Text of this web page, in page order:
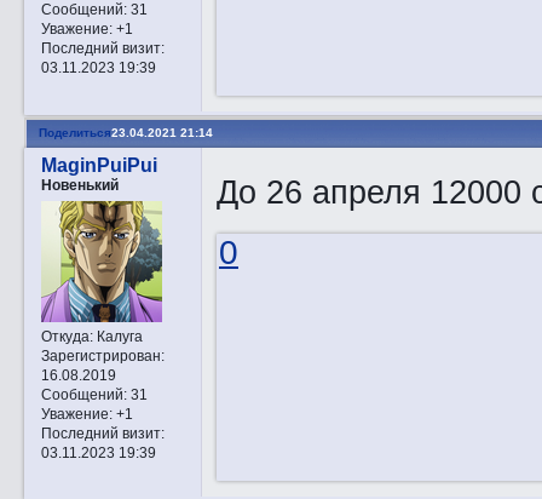
Сообщений:31
Уважение: +1
Последний визит:
03.11.2023 19:39
Поделиться23.04.2021 21:14
MaginPuiPui
Новенький
Откуда:Калуга
Зарегистрирован:
16.08.2019
Сообщений:31
Уважение: +1
Последний визит:
03.11.2023 19:39
До 26 апреля 12000
0